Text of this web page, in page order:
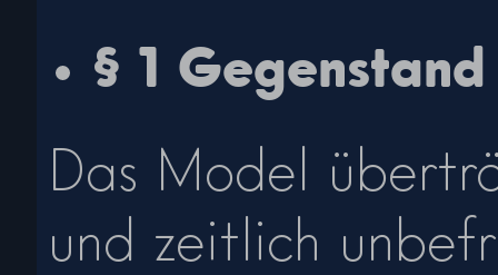
§ 1
Das Model
und zeitlich